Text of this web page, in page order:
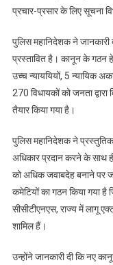
प्रचार-प्रसार के लिए सूचना
पुलिस महानिदेशक ने
प्रस्तावित है। कानून के गठन
उच्च न्याययियों, 5 न्यायिक
270 विधायकों को जनता
तैयार किया गया है।
पुलिस महानिदेशक ने
अधिकार प्रदान करने के साथ
को अधिक जवाबदेह बनाने पर
कमेटियों का गठन किया गया है
सीसीटीएनएस, राज्य में लागू
शामिल हैं।
उन्होंने जानकारी दी कि नए